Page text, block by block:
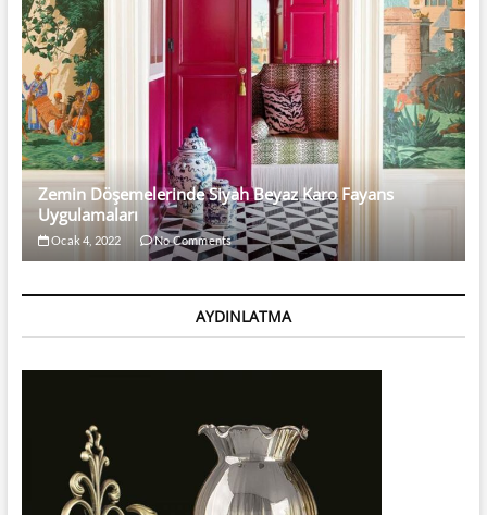
Zemin Döşemelerinde Siyah Beyaz Karo Fayans
Uygulamaları
Ocak 4, 2022 No Comments
AYDINLATMA